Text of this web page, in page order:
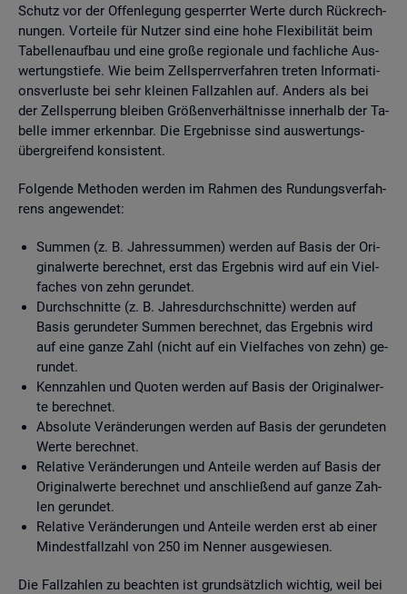
Schutz vor der Of­fen­le­gung ge­sperr­ter Werte durch Rück­rech­
nun­gen. Vor­tei­le für Nut­zer sind eine hohe Fle­xi­bi­li­tät beim
Ta­bel­len­auf­bau und eine große re­gio­na­le und fach­li­che Aus­
wer­tungs­tie­fe. Wie beim Zell­sperr­ver­fah­ren tre­ten In­for­ma­ti­
ons­ver­lus­te bei sehr klei­nen Fall­zah­len auf. An­ders als bei
der Zell­sper­rung blei­ben Grö­ßen­ver­hält­nis­se in­ner­halb der Ta­
bel­le immer er­kenn­bar. Die Er­geb­nis­se sind aus­wer­tungs­
über­grei­fend kon­sis­tent.
Fol­gen­de Me­tho­den wer­den im Rah­men des Run­dungs­ver­fah­
rens an­ge­wen­det:
Sum­men (z. B. Jah­res­sum­men) wer­den auf Basis der Ori­
gi­nal­wer­te be­rech­net, erst das Er­geb­nis wird auf ein Viel­
fa­ches von zehn ge­run­det.
Durch­schnit­te (z. B. Jah­res­durch­schnit­te) wer­den auf
Basis ge­run­de­ter Sum­men be­rech­net, das Er­geb­nis wird
auf eine ganze Zahl (nicht auf ein Viel­fa­ches von zehn) ge­
run­det.
Kenn­zah­len und Quo­ten wer­den auf Basis der Ori­gi­nal­wer­
te be­rech­net.
Ab­so­lu­te Ver­än­de­run­gen wer­den auf Basis der ge­run­de­ten
Werte be­rech­net.
Re­la­ti­ve Ver­än­de­run­gen und An­tei­le wer­den auf Basis der
Ori­gi­nal­wer­te be­rech­net und an­schlie­ßend auf ganze Zah­
len ge­run­det.
Re­la­ti­ve Ver­än­de­run­gen und An­tei­le wer­den erst ab einer
Min­dest­fall­zahl von 250 im Nen­ner aus­ge­wie­sen.
Die Fall­zah­len zu be­ach­ten ist grund­sätz­lich wich­tig, weil bei